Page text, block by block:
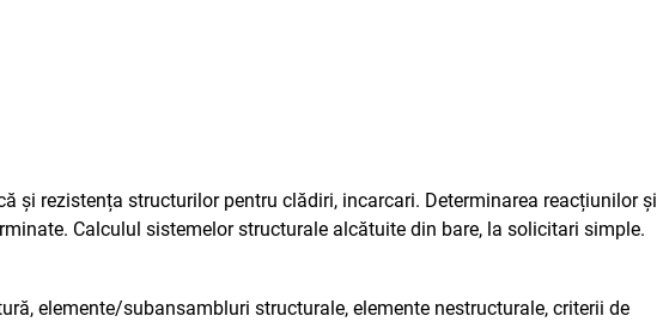
și rezistența structurilor pentru clădiri, incarcari. Determinarea reacțiunilor și
Calculul sistemelor structurale alcătuite din bare, la solicitari simple.
elemente/subansambluri structurale, elemente nestructurale, criterii de